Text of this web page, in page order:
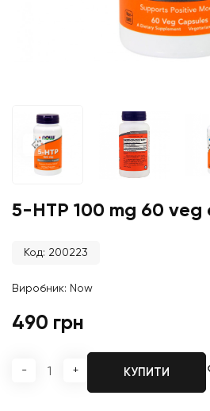
5-HTP 100 mg 60 veg
Код: 200223
Виробник: Now
490 грн
- + КУПИТИ